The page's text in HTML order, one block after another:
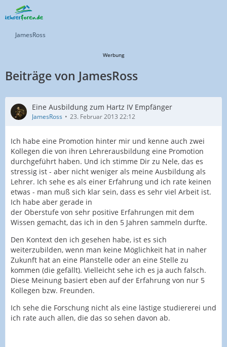
JamesRoss
Werbung
Beiträge von JamesRoss
Eine Ausbildung zum Hartz IV Empfänger
JamesRoss 23. Februar 2013 22:12
Ich habe eine Promotion hinter mir und kenne auch zwei
Kollegen die von ihren Lehrerausbildung eine Promotion
durchgeführt haben. Und ich stimme Dir zu Nele, das es
stressig ist - aber nicht weniger als meine Ausbildung als
Lehrer. Ich sehe es als einer Erfahrung und ich rate keinen
etwas - man muß sich klar sein, dass es sehr viel Arbeit ist.
Ich habe aber gerade in
der Oberstufe von sehr positive Erfahrungen mit dem
Wissen gemacht, das ich in den 5 Jahren sammeln durfte.
Den Kontext den ich gesehen habe, ist es sich
weiterzubilden, wenn man keine Möglichkeit hat in naher
Zukunft hat an eine Planstelle oder an eine Stelle zu
kommen (die gefällt). Vielleicht sehe ich es ja auch falsch.
Diese Meinung basiert eben auf der Erfahrung von nur 5
Kollegen bzw. Freunden.
Ich sehe die Forschung nicht als eine lästige studiererei und
ich rate auch allen, die das so sehen davon ab.